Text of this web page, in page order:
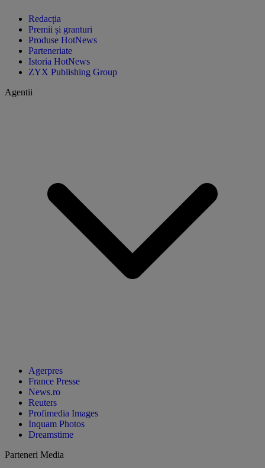
Redacția
Premii și granturi
Produse HotNews
Parteneriate
Istoria HotNews
ZYX Publishing Group
Agentii
Agerpres
France Presse
News.ro
Reuters
Profimedia Images
Inquam Photos
Dreamstime
Parteneri Media